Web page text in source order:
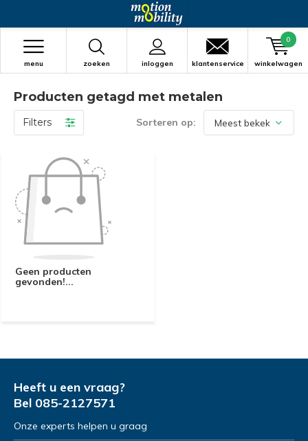
zoeken inloggen
menu klantenservice winkelwagen
0
Producten getagd met metalen
Filters Sorteren op:
Geen producten
gevonden!...
Heeft u een vraag?
Bel 085-2127571
Onze experts helpen u graag